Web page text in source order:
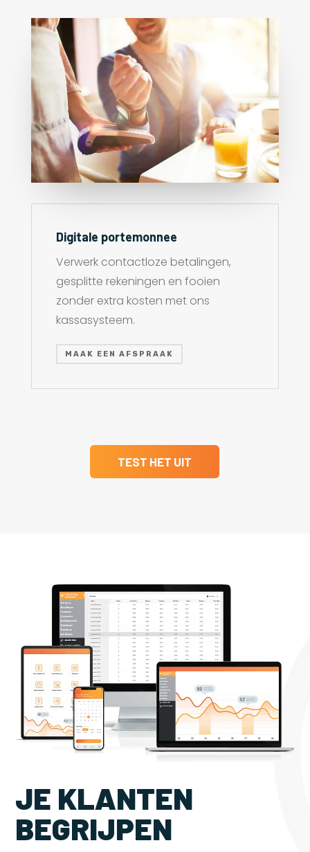
Digitale portemonnee
Verwerk contactloze betalingen,
gesplitte rekeningen en fooien
zonder extra kosten met ons
kassasysteem.
MAAK EEN AFSPRAAK
TEST HET UIT
JE KLANTEN
BEGRIJPEN